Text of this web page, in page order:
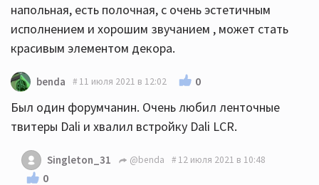
напольная, есть полочная, с очень эстетичным
исполнением и хорошим звучанием , может стать
красивым элементом декора.
benda 11 июля 2021 в 12:02 0
Был один форумчанин. Очень любил ленточные
твитеры Dali и хвалил встройку Dali LCR.
Singleton_31 @benda 12 июля 2021 в 10:48
0